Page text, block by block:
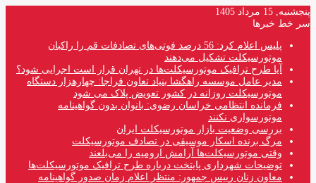
پنجشنبه, 15 مرداد 1405
سر خط خبرها
پلیس اعلام کرد: 56 درصد فوتی‌های تصادفات قم را راکبان
موتورسیکلت تشکیل می‌دهند
آیا طرح ترافیک موتورسیکلت‌ها در تهران قرار است اجرایی شود؟
مدیر عامل موسسه راهگشا بنیاد تعاون فراجا: چهارهزار دستگاه
موتورسیکلت روزانه در کشور تعویض پلاک می شود
فرمانده انتظامی خراسان رضوی: بانوان بدون گواهینامه
موتورسواری نکنند
بررسی وضعیت بازار موتورسیکلت ایران
مرگ برنده اسکار موسیقی در تصادف موتورسیکلت
وقتی موتورسیکلت‌ها آرامش ارومیه را می‌بلعند
توضیحات شهرداری پایتخت درباره طرح ترافیک موتورسیکلت‌ها
معاون زنان رییس جمهور: منتظر اعلام زمان صدور گواهینامه